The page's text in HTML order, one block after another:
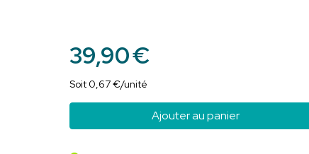
39,90€
Soit 0,67€/unité
Ajouter au panier